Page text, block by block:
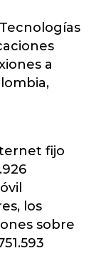
a
fijo
los
sobre